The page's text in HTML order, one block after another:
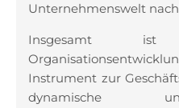
Unternehmenswelt
Insgesamt
Instrument zur
dynamische